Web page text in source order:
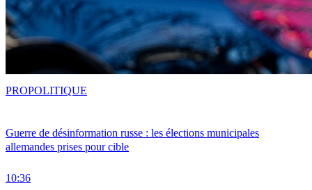
Guerre de désinformation russe : les élections municipales
allemandes prises pour cible
10:36
PROPOLITIQUE